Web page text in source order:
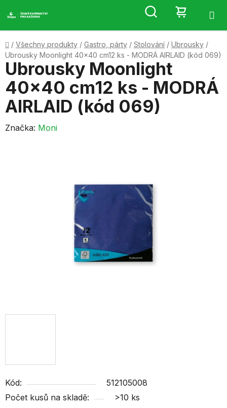
na
Hledat
KOŠÍK
Domů
/ Všechny produkty / Gastro, párty / Stolování / Ubrousky /
Ubrousky Moonlight 40x40 cm12 ks - MODRÁ AIRLAID (kód 069)
Kód:
512105008
Počet kusů na skladě:
>10 ks
Ubrousky Moonlight
40x40 cm12 ks - MODRÁ
AIRLAID (kód 069)
Značka: Moni